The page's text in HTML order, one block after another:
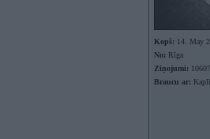
Kopš: 14. May
No: Rīga
Ziņojumi: 10607
Braucu ar: